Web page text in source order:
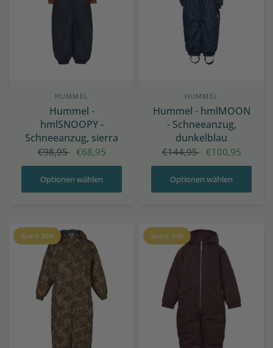
HUMMEL
Hummel -
hmlSNOOPY -
Schneeanzug, sierra
€98,95 €68,95
Optionen wählen
HUMMEL
Hummel - hmlMOON
- Schneeanzug,
dunkelblau
€144,95 €100,95
Optionen wählen
Spare 30% Spare 30%